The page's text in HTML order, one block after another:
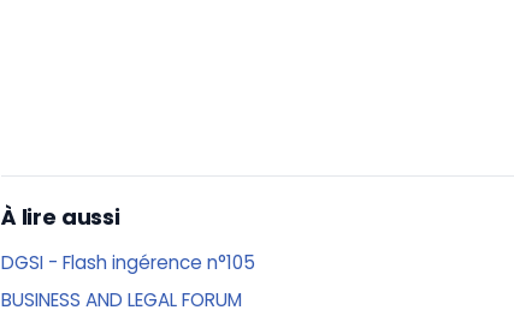
À lire aussi
DGSI - Flash ingérence n°105
BUSINESS AND LEGAL FORUM